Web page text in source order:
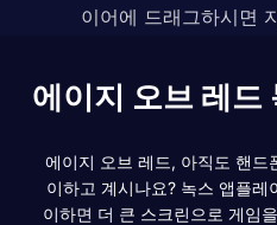
이어에 드래그하시면
에이지 오브 레드
에이지 오브 레드, 아직도 핸드
이하고 계시나요? 녹스 앱플레
이하면 더 큰 스크린으로 게임